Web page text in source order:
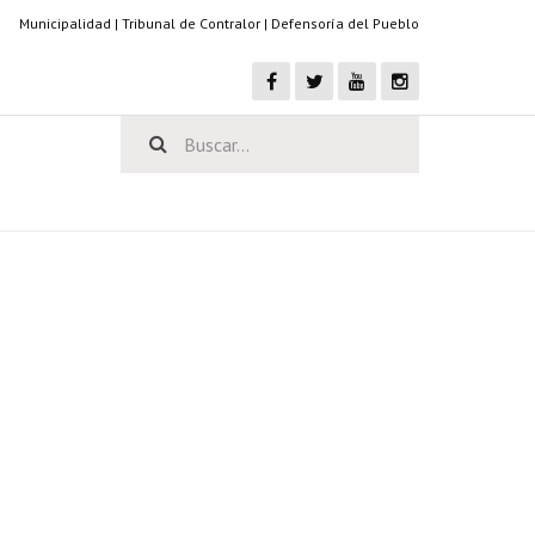
Municipalidad | Tribunal de Contralor | Defensoría del Pueblo